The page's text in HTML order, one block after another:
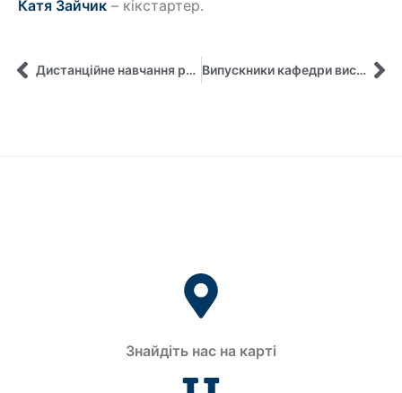
Катя Зайчик – кікстартер.
Дистанційне навчання розширює можливості! Випускники кафедри виступають спікерами соціальних проєктів!
Знайдіть нас на карті